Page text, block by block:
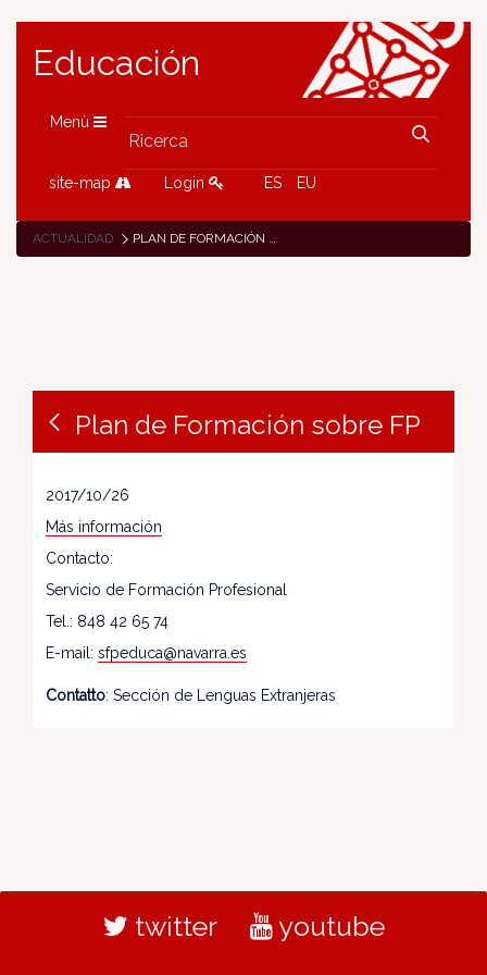
Educación
Menù
site-map Login ES EU
ACTUALIDAD PLAN DE FORMACIÓN SOBRE FP
Plan de Formación sobre FP
2017/10/26
Más información
Contacto:
Servicio de Formación Profesional
Tel.: 848 42 65 74
E-mail: sfpeduca@navarra.es
Contatto: Sección de Lenguas Extranjeras
twitter youtube